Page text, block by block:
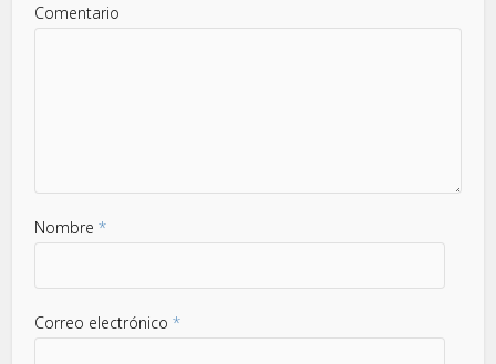
Comentario
Nombre*
Correo electrónico*